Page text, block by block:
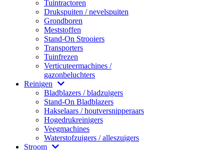
Tuintractoren
Drukspuiten / nevelspuiten
Grondboren
Meststoffen
Stand-On Strooiers
Transporters
Tuinfrezen
Verticuteermachines /
gazonbeluchters
Reinigen
Bladblazers / bladzuigers
Stand-On Bladblazers
Hakselaars / houtversnipperaars
Hogedrukreinigers
Veegmachines
Waterstofzuigers / alleszuigers
Stroom